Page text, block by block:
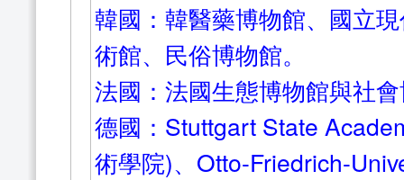
韓國：韓醫藥博物館、國立
術館、民俗博物館。
法國：法國生態博物館與社
德國：Stuttgart State
術學院)、Otto-Friedrich-